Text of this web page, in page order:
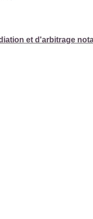
et d'arbitrage